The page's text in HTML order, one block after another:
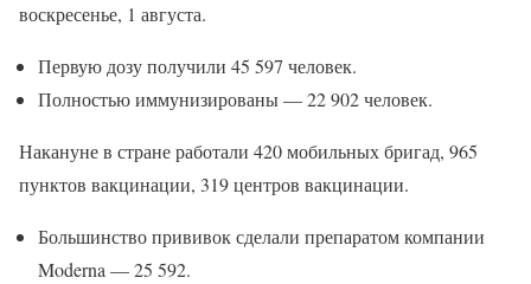
воскресенье, 1 августа.
Первую дозу получили 45 597 человек.
Полностью иммунизированы — 22 902 человек.
Накануне в стране работали 420 мобильных бригад, 965
пунктов вакцинации, 319 центров вакцинации.
Большинство прививок сделали препаратом компании
Moderna — 25 592.